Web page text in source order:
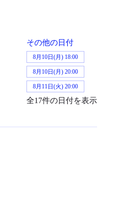
その他の日付
8月10日(月) 18:00
8月10日(月) 20:00
8月11日(火) 20:00
全17件の日付を表示